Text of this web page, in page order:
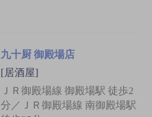
九十厨 御殿場店
[居酒屋]
ＪＲ御殿場線 御殿場駅 徒歩2
分／ＪＲ御殿場線 南御殿場駅